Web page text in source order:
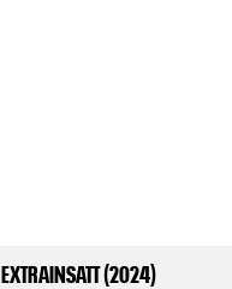
EXTRAINSATT (2024)